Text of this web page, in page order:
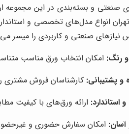
صنعتی و بسته‌بندی در این مجموعه
انواع مدل‌های تخصصی و
صنعتی و کاربردی را میسر
رنگ: امکان انتخاب ورق مناسب
پشتیبانی: کارشناسان فروش مشتری
ارائه ورق‌های با کیفیت
امکان سفارش حضوری و